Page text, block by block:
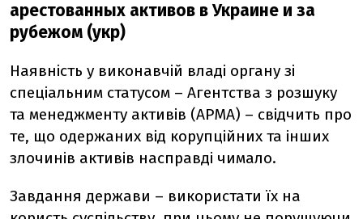
арестованных активов в Украине и за
рубежом (укр)
Наявність у виконавчій владі органу зі
спеціальним статусом – Агентства з розшуку
та менеджменту активів (АРМА) – свідчить про
те, що одержаних від корупційних та інших
злочинів активів насправді чимало.
Завдання держави – використати їх на